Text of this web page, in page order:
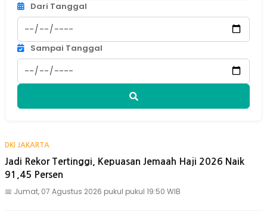
Dari Tanggal
Sampai Tanggal
DKI JAKARTA
Jadi Rekor Tertinggi, Kepuasan Jemaah Haji 2026 Naik
91,45 Persen
📅 Jumat, 07 Agustus 2026 pukul pukul 19:50 WIB